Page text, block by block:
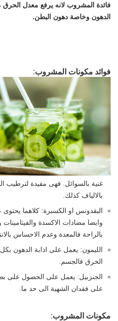
فائدة المشروب لانه يرفع معدل
الدهون وخاصة دهون البطن.
فوائد مكونات المشروب:
غنية بالسوائل. فهى مفيدة لترطيب
بالالياف كذلك.
البقدونس او الكسبرة: كلاهما
وايضا مضادات الاكسدة
بالراحة فالمعدة وعدم الاحساس
الليمون: يعمل على اذابة الدهون
الحرق فالجسم.
الجنزبيل: يعمل على الحصول على
على فقدان الشهية الى حد ما.
مكونات المشروب: